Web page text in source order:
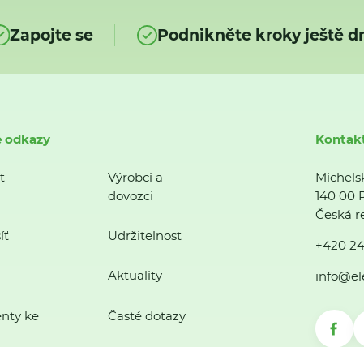
Zapojte se Podnikněte kroky ještě
odkazy
Výrobci a
dovozci
Udržitelnost
Aktuality
ke
Časté dotazy
140 00
Česká
+420